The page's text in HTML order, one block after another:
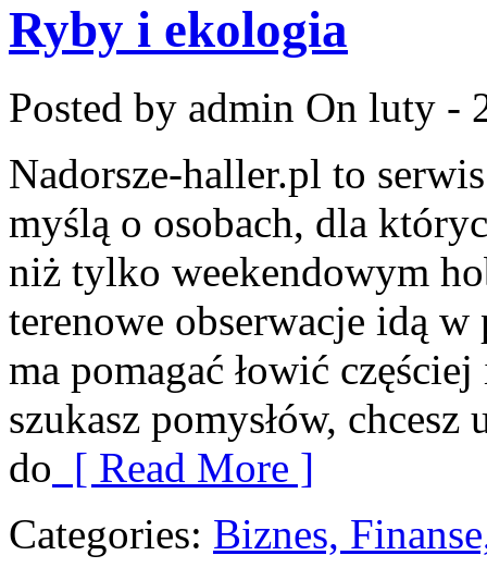
Ryby i ekologia
Posted by admin On luty -
Nadorsze-haller.pl to
myślą o osobach, dla
niż tylko weekendowym
terenowe obserwacje idą
ma pomagać łowić
szukasz pomysłów,
do [ Read More ]
Categories: Biznes,